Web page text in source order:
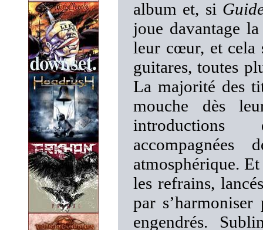
album et, si
joue davantage
leur cœur, et cela
guitares, toutes
La majorité des
mouche dès
introductions
atmosphérique.
les refrains,
par
engendrés.